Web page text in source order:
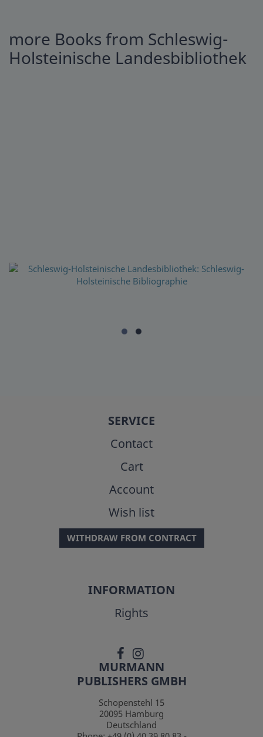
more Books from Schleswig-
Holsteinische Landesbibliothek
SERVICE
Contact
Cart
Account
Wish list
WITHDRAW FROM CONTRACT
INFORMATION
Rights
MURMANN
PUBLISHERS GMBH
Schopenstehl 15
20095 Hamburg
Deutschland